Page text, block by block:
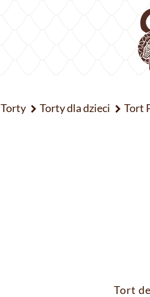
Torty Torty dla dzieci Tort
Tort